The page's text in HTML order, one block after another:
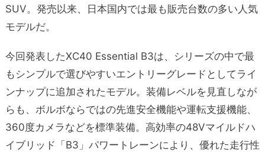
SUV。発売以来、日本国内では最も販売台数の多い人気
モデルだ。
今回発表したXC40 Essential B3は、シリーズの中で最
もシンプルで選びやすいエントリーグレードとしてライ
ンナップに追加されたモデル。装備レベルを見直しなが
らも、ボルボならではの先進安全機能や運転支援機能、
360度カメラなどを標準装備。高効率の48Vマイルドハ
イブリッド「B3」パワートレーンにより、優れた走行性